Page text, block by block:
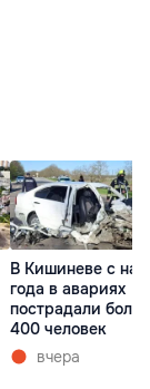
В Кишиневе с
года в авариях
пострадали более
400 человек
вчера